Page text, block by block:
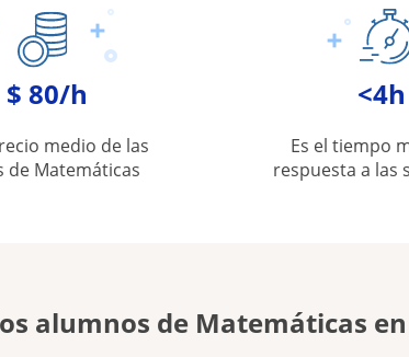
$ 80/h
medio de las
de Matemáticas
<4h
Es el tiempo
respuesta a las
alumnos de Matemáticas